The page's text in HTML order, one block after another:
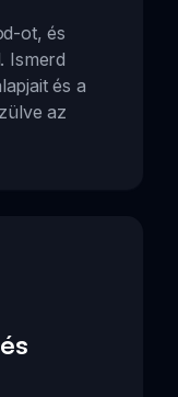
ot, és
Ismerd
és a
az